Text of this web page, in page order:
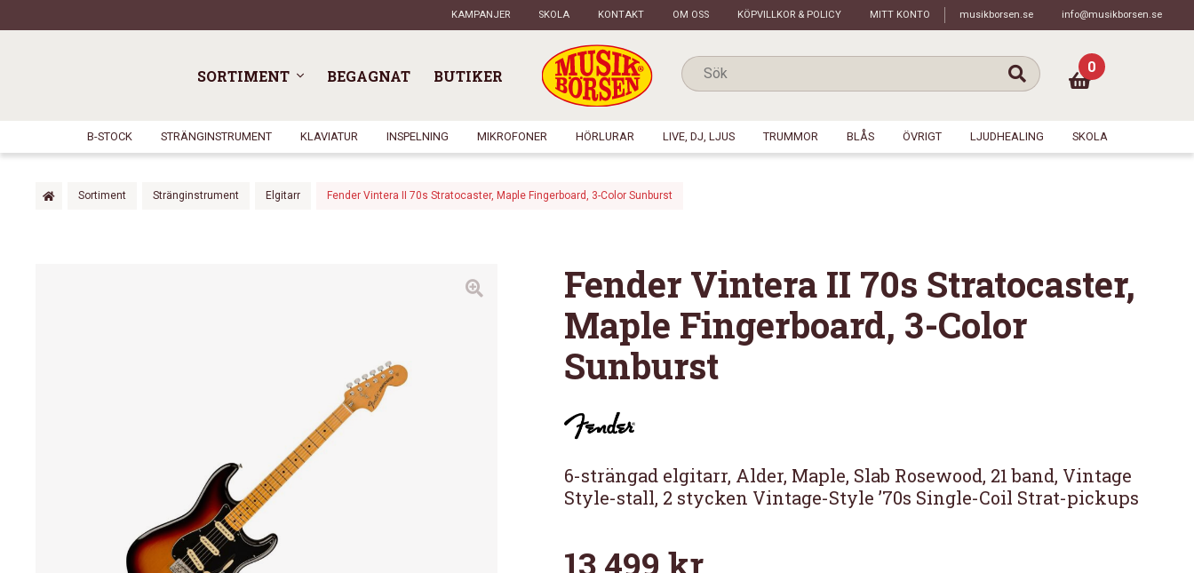
KAMPANJER SKOLA KONTAKT OM OSS KÖPVILLKOR & POLICY MITT KONTO musikborsen.se info@musikborsen.se
SORTIMENT BEGAGNAT BUTIKER 0
B-STOCK STRÄNGINSTRUMENT KLAVIATUR INSPELNING MIKROFONER HÖRLURAR LIVE, DJ, LJUS TRUMMOR BLÅS ÖVRIGT LJUDHEALING SKOLA
Sortiment Stränginstrument Elgitarr Fender Vintera II 70s Stratocaster, Maple Fingerboard, 3-Color Sunburst
Fender Vintera II 70s Stratocaster,
Maple Fingerboard, 3-Color
Sunburst
6-strängad elgitarr, Alder, Maple, Slab Rosewood, 21 band, Vintage
Style-stall, 2 stycken Vintage-Style ’70s Single-Coil Strat-pickups
13 499 kr